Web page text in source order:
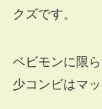
クズです。
ベビモンに限
少コンビはマ